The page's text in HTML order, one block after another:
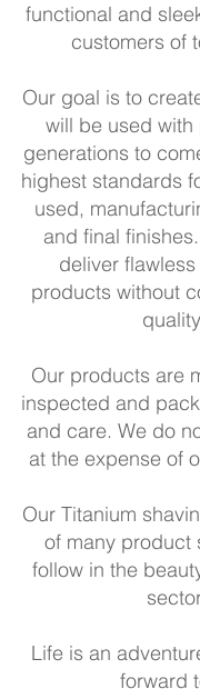
functional and
customers of
Our goal is to
will be used with
generations to
highest standards
used,
and final
deliver
products without
Our products are
inspected and
and care. We do
at the expense of
Our Titanium
of many product
follow in the
Life is an
forward